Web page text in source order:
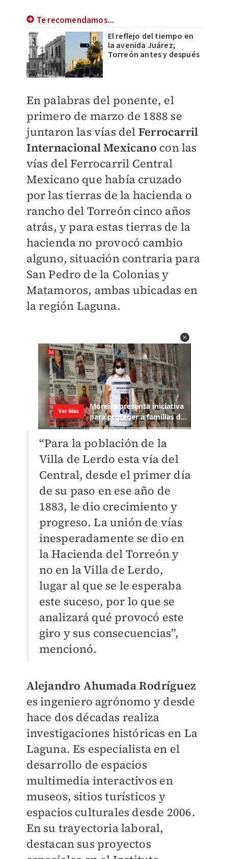
Te recomendamos...
El reflejo del tiempo en
la avenida Juárez;
Torreón antes y después
En palabras del ponente, el
primero de marzo de 1888 se
juntaron las vías del Ferrocarril
Internacional Mexicano con las
vías del Ferrocarril Central
Mexicano que había cruzado
por las tierras de la hacienda o
rancho del Torreón cinco años
atrás, y para estas tierras de la
hacienda no provocó cambio
alguno, situación contraria para
San Pedro de la Colonias y
Matamoros, ambas ubicadas en
la región Laguna.
“Para la población de la
Villa de Lerdo esta vía del
Central, desde el primer día
de su paso en ese año de
1883, le dio crecimiento y
progreso. La unión de vías
inesperadamente se dio en
la Hacienda del Torreón y
no en la Villa de Lerdo,
lugar al que se le esperaba
este suceso, por lo que se
analizará qué provocó este
giro y sus consecuencias”,
mencionó.
Alejandro Ahumada Rodríguez
es ingeniero agrónomo y desde
hace dos décadas realiza
investigaciones históricas en La
Laguna. Es especialista en el
desarrollo de espacios
multimedia interactivos en
museos, sitios turísticos y
espacios culturales desde 2006.
En su trayectoria laboral,
destacan sus proyectos